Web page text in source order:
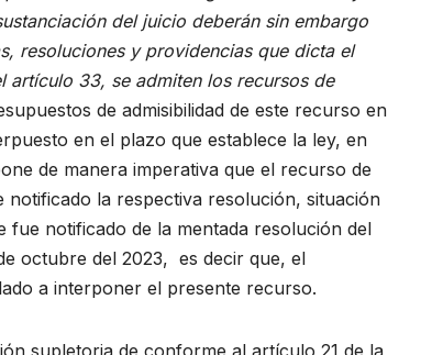
del juicio deberán sin embargo
resoluciones y providencias que dicta el
33, se admiten los recursos de
de admisibilidad de este recurso en
en el plazo que establece la ley, en
de manera imperativa que el recurso de
la respectiva resolución, situación
notificado de la mentada resolución del
octubre del 2023, es decir que, el
a interponer el presente recurso.